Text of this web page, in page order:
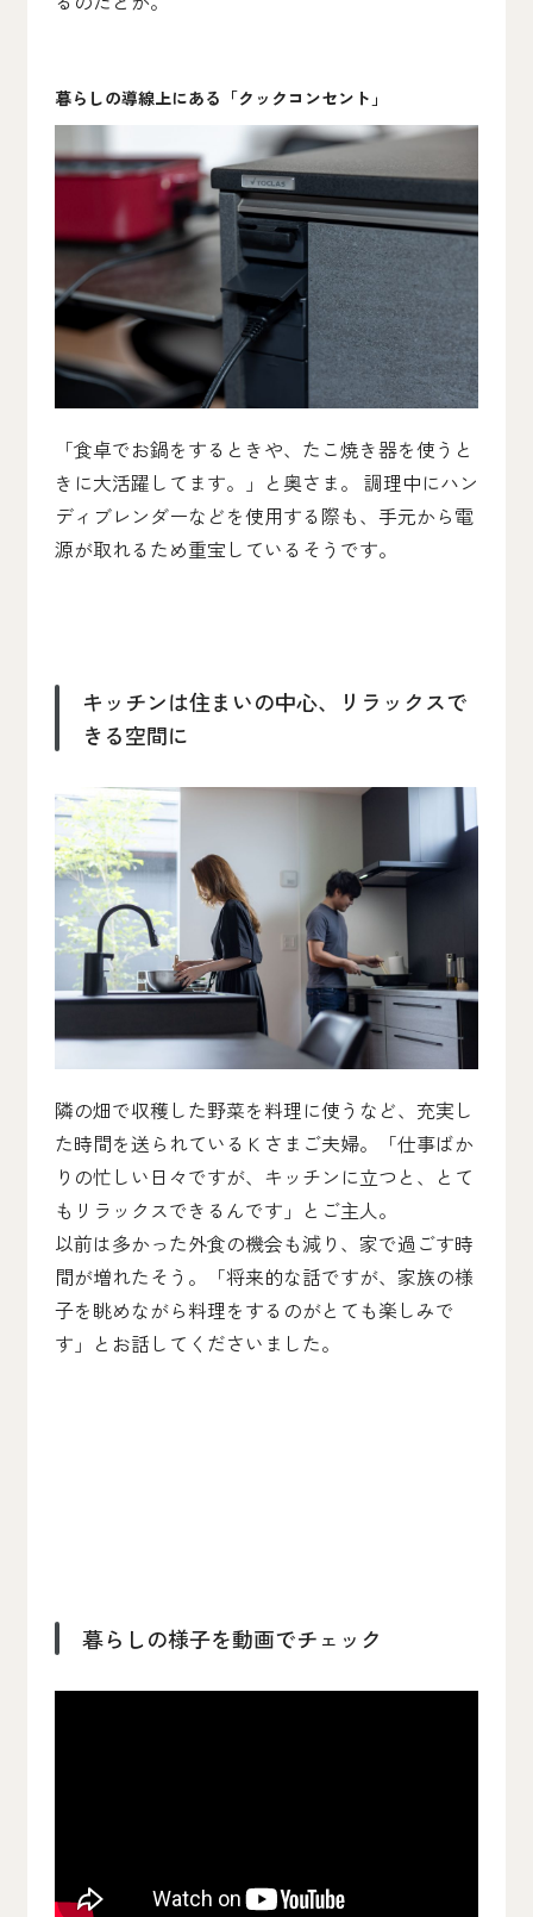
暮らしの導線上にある「クックコンセント」
「食卓でお鍋をするときや、たこ焼き器を使うと
きに大活躍してます。」と奥さま。 調理中にハン
ディブレンダーなどを使用する際も、手元から電
源が取れるため重宝しているそうです。
キッチンは住まいの中心、リラックスで
きる空間に
隣の畑で収穫した野菜を料理に使うなど、充実し
た時間を送られているＫさまご夫婦。「仕事ばか
りの忙しい日々ですが、キッチンに立つと、とて
もリラックスできるんです」とご主人。
以前は多かった外食の機会も減り、家で過ごす時
間が増れたそう。「将来的な話ですが、家族の様
子を眺めながら料理をするのがとても楽しみで
す」とお話してくださいました。
暮らしの様子を動画でチェック